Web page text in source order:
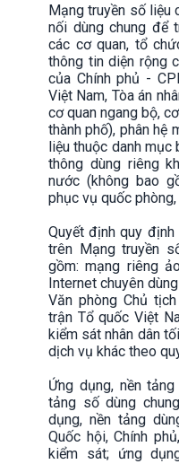
Mạng truyền số liệu
nối dùng chung để
các cơ quan, tổ
thông tin diện rộng
của Chính phủ -
Việt Nam, Tòa án
cơ quan ngang bộ,
thành phố), phân hệ
liệu thuộc danh mục
thông dùng riêng
nước (không bao
phục vụ quốc phòng,
Quyết định quy
trên Mạng truyền
gồm: mạng riêng
Internet chuyên
Văn phòng Chủ
trận Tổ quốc Việt
kiểm sát nhân dân
dịch vụ khác theo
Ứng dụng, nền
tảng số dùng
dụng, nền tảng
Quốc hội, Chính
kiểm sát; ứng